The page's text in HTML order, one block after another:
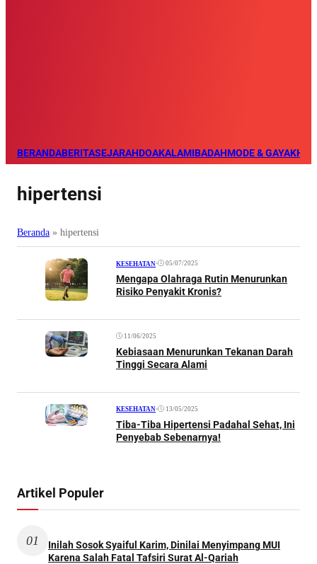
BERANDABERITASEJARAHDOAKALAMIBADAHMODE & GAYA
hipertensi
Beranda » hipertensi
KESEHATAN• 05/07/2025
Mengapa Olahraga Rutin Menurunkan
Risiko Penyakit Kronis?
11/06/2025
Kebiasaan Menurunkan Tekanan Darah
Tinggi Secara Alami
KESEHATAN• 13/05/2025
Tiba-Tiba Hipertensi Padahal Sehat, Ini
Penyebab Sebenarnya!
Artikel Populer
01
Inilah Sosok Syaiful Karim, Dinilai Menyimpang MUI
Karena Salah Fatal Tafsiri Surat Al-Qariah